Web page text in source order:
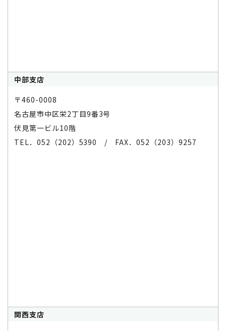
中部支店
〒460-0008
名古屋市中区栄2丁目9番3号
伏見第一ビル10階
TEL．052（202）5390 / FAX．052（203）9257
関西支店